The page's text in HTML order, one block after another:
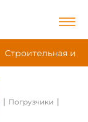
Строительная и
| Погрузчики |